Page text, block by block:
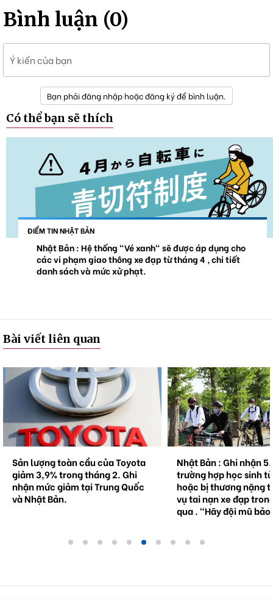
Bình luận (0)
Ý kiến của bạn
Bạn phải đăng nhập hoặc đăng ký để bình luận.
Có thể bạn sẽ thích
ĐIỂM TIN NHẬT BẢN
Nhật Bản : Hệ thống "Vé xanh" sẽ được áp dụng cho
các vi phạm giao thông xe đạp từ tháng 4 , chi tiết
danh sách và mức xử phạt.
Bài viết liên quan
Sản lượng toàn cầu của Toyota
giảm 3,9% trong tháng 2. Ghi
nhận mức giảm tại Trung Quốc
và Nhật Bản.
Nhật Bản : Ghi nhận
trường hợp học sinh
hoặc bị thương nặng
vụ tai nạn xe đạp
qua . "Hãy đội mũ